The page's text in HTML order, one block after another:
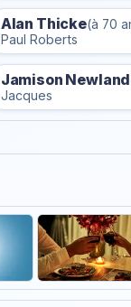
Alan Thicke(à 70
Paul Roberts
Jamison
Jacques